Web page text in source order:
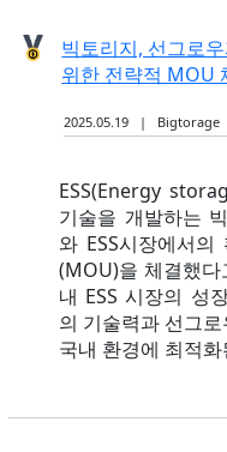
빅토리지, 선그로
위한 전략적 MOU
2025.05.19 | Bigtorage
ESS(Energy
기술을 개발하는
와 ESS시장에서
(MOU)을 체결했다
내 ESS 시장의 성
의 기술력과 선그
국내 환경에 최적화